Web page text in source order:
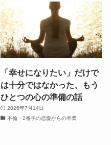
「幸せになりたい」だけで
は十分ではなかった、もう
ひとつの心の準備の話
2026年7月14日
不倫・2番手の恋愛からの卒業